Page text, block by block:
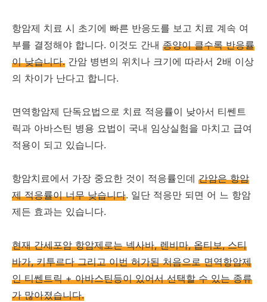
항암제 치료 시 초기에 빠른 반응도를 보고 치료 계속 여
부를 결정해야 합니다. 이것도 간내 종양이 클수록 반응률
이 낮습니다. 간암 병변의 위치나 크기에 따라서 2배 이상
의 차이가 난다고 합니다.
면역항암제 단독요법으로 치료 적응률이 낮아서 티쎈트
릭과 아바스틴 병용 요법이 국내 임상실험을 마치고 급여
적용이 되고 있습니다.
항암치료에서 가장 중요한 것이 적응률인데 간암은 항암
제 적응률이 너무 낮습니다. 일단 적응만 되면 어 느 항암
제든 효과는 있습니다.
현재 간세포암 항암제로는 넥사바, 렌비마, 옵티보, 스티
바가, 키투르다 그리고 이번 허가된 처음으로 면역항암제
인 티쎈트릭 + 아바스틴등이 있어서 선택할 수 있는 종류
가 많아졌습니다.